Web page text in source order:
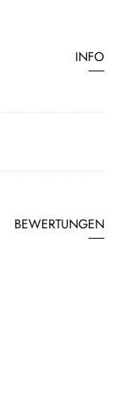
INFO
BEWERTUNGEN